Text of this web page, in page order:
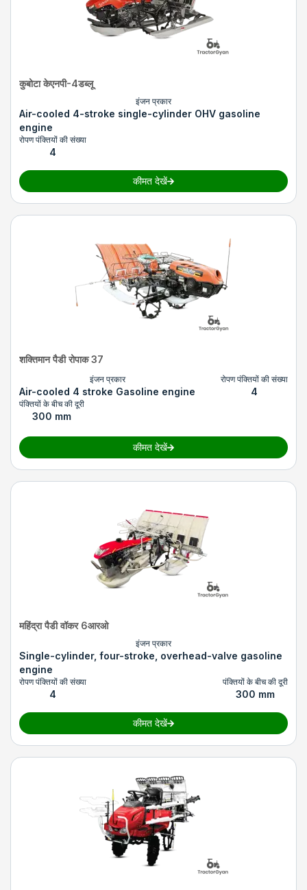
कुबोटा केएनपी-4डब्लू
इंजन प्रकार
Air-cooled 4-stroke single-cylinder OHV gasoline
engine
रोपण पंक्तियों की संख्या
4
कीमत देखें
शक्तिमान पैडी रोपाक 37
इंजन प्रकार
Air-cooled 4 stroke Gasoline engine
रोपण पंक्तियों की संख्या
4
पंक्तियों के बीच की दूरी
300 mm
कीमत देखें
महिंद्रा पैडी वॉकर 6आरओ
इंजन प्रकार
Single-cylinder, four-stroke, overhead-valve gasoline
engine
रोपण पंक्तियों की संख्या
4
पंक्तियों के बीच की दूरी
300 mm
कीमत देखें